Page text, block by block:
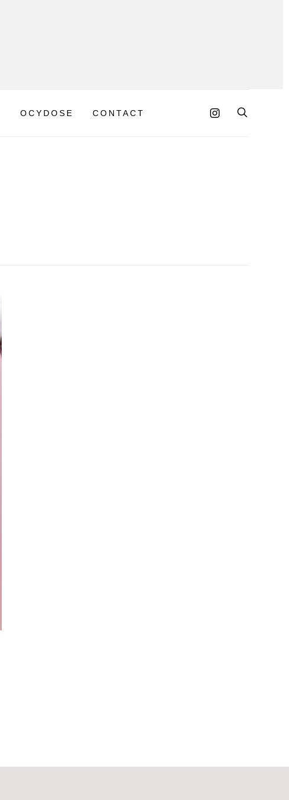
OCYDOSE CONTACT